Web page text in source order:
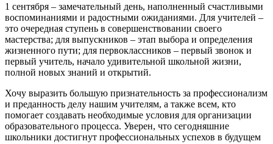
1 сентября – замечательный день, наполненный счастливыми
воспоминаниями и радостными ожиданиями. Для учителей –
это очередная ступень в совершенствовании своего
мастерства; для выпускников – этап выбора и определения
жизненного пути; для первоклассников – первый звонок и
первый учитель, начало удивительной школьной жизни,
полной новых знаний и открытий.
Хочу выразить большую признательность за профессионализм
и преданность делу нашим учителям, а также всем, кто
помогает создавать необходимые условия для организации
образовательного процесса. Уверен, что сегодняшние
школьники достигнут профессиональных успехов в будущем